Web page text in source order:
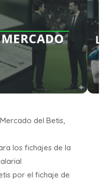
Mercado del Betis,
los fichajes de la
por el fichaje de